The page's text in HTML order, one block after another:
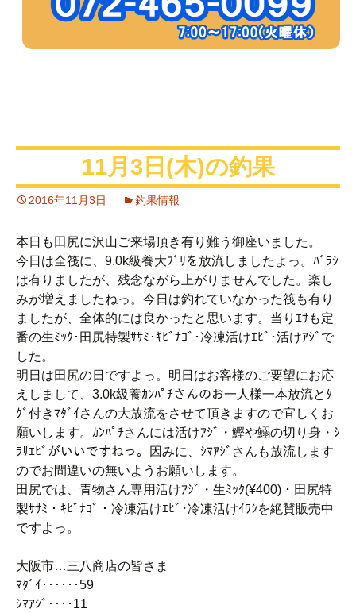
11月3日(木)の釣果
2016年11月3日 釣果情報
本日も田尻に沢山ご来場頂き有り難う御座いました。
今日は全筏に、9.0k級養大ﾌﾞﾘを放流しましたよっ。ﾊﾞﾗｼ
は有りましたが、残念ながら上がりませんでした。楽し
みが増えましたねっ。今日は釣れていなかった筏も有り
ましたが、全体的には良かったと思います。当りｴｻも定
番の生ﾐｯｸ･田尻特製ｻｻﾐ･ｷﾋﾞﾅｺﾞ･冷凍活けｴﾋﾞ･活けｱｼﾞで
した。
明日は田尻の日ですよっ。明日はお客様のご要望にお応
えしまして、3.0k級養ｶﾝﾊﾟﾁさんのお一人様一本放流とﾀ
ｸﾞ付きﾏﾀﾞｲさんの大放流をさせて頂きますので宜しくお
願いします。ｶﾝﾊﾟﾁさんには活けｱｼﾞ・鰹や鰯の切り身・ｼ
ﾗｻｴﾋﾞがいいですねっ。因みに、ｼﾏｱｼﾞさんも放流します
のでお間違いの無いようお願いします。
田尻では、青物さん専用活けｱｼﾞ・生ﾐｯｸ(¥400)・田尻特
製ｻｻﾐ・ｷﾋﾞﾅｺﾞ・冷凍活けｴﾋﾞ･冷凍活けｲﾜｼを絶賛販売中
ですよっ。
大阪市…三八商店の皆さま
ﾏﾀﾞｲ‥‥‥59
ｼﾏｱｼﾞ‥‥11